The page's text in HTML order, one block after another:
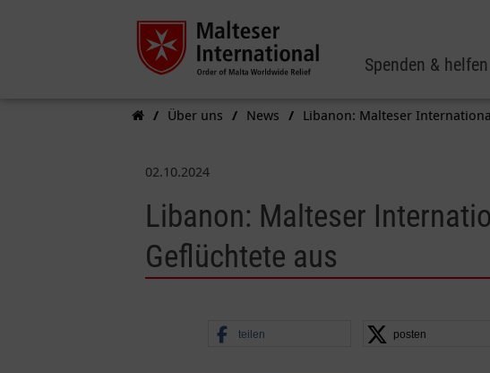
Spenden & helfen
Über uns News Libanon: Malteser
02.10.2024
Libanon: Malteser
Geflüchtete aus
teilen posten